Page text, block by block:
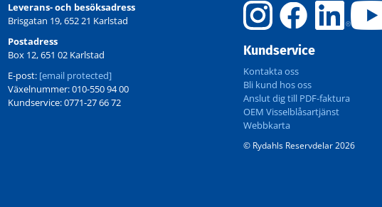
Leverans- och besöksadress
Brisgatan 19, 652 21 Karlstad
Postadress
Box 12, 651 02 Karlstad
E-post: [email protected]
Växelnummer: 010-550 94 00
Kundservice: 0771-27 66 72
Kundservice
Kontakta oss
Bli kund hos oss
Anslut dig till PDF-faktura
OEM Visselblåsartjänst
Webbkarta
© Rydahls Reservdelar 2026